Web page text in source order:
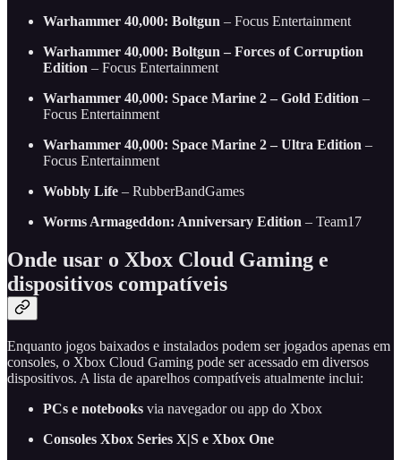
Warhammer 40,000: Boltgun – Focus Entertainment
Warhammer 40,000: Boltgun – Forces of Corruption
Edition – Focus Entertainment
Warhammer 40,000: Space Marine 2 – Gold Edition –
Focus Entertainment
Warhammer 40,000: Space Marine 2 – Ultra Edition –
Focus Entertainment
Wobbly Life – RubberBandGames
Worms Armageddon: Anniversary Edition – Team17
Onde usar o Xbox Cloud Gaming e
dispositivos compatíveis
Enquanto jogos baixados e instalados podem ser jogados apenas em
consoles, o Xbox Cloud Gaming pode ser acessado em diversos
dispositivos. A lista de aparelhos compatíveis atualmente inclui:
PCs e notebooks via navegador ou app do Xbox
Consoles Xbox Series X|S e Xbox One